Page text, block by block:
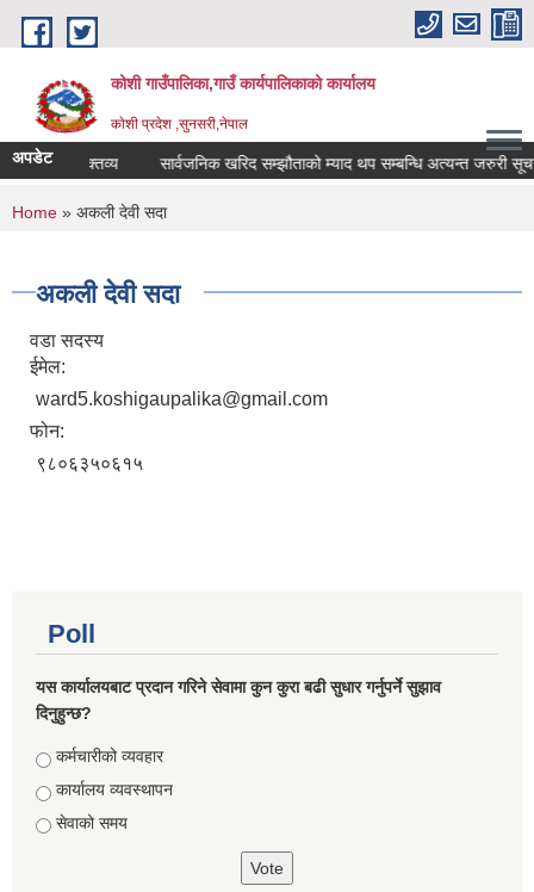
Skip to main content
कोशी गाउँपालिका,गाउँ कार्यपालिकाको कार्यालय
काेशी प्रदेश ,सुनसरी,नेपाल
अपडेट
शोक वक्तव्य सार्वजनिक खरिद सम्झौताको म्याद थप सम्बन्धि अत्यन्त जरुरी
You are here
Home » अकली देवी सदा
अकली देवी सदा
वडा सदस्य
ईमेल:
ward5.koshigaupalika@gmail.com
फोन:
९८०६३५०६१५
Poll
यस कार्यालयबाट प्रदान गरिने सेवामा कुन कुरा बढी सुधार गर्नुपर्ने सुझाव
दिनुहुन्छ?
Choices
कर्मचारीको व्यवहार
कार्यालय व्यवस्थापन
सेवाको समय